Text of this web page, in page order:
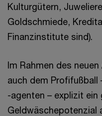
Kulturgütern,
Goldschmiede,
Finanzinstitute sind).
Im Rahmen des
auch dem Profifußball
-agenten – explizit ein
Geldwäschepotenzial